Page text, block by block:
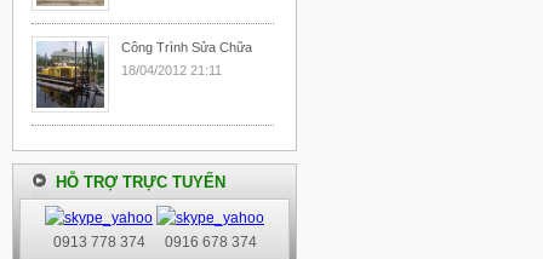
Công Trình Sửa Chữa
18/04/2012 21:11
HỖ TRỢ TRỰC TUYẾN
0913 778 374 0916 678 374